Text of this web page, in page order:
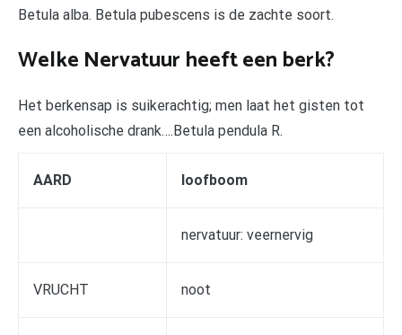
Betula alba. Betula pubescens is de zachte soort.
Welke Nervatuur heeft een berk?
Het berkensap is suikerachtig; men laat het gisten tot
een alcoholische drank….Betula pendula R.
AARD loofboom
nervatuur: veernervig
VRUCHT noot